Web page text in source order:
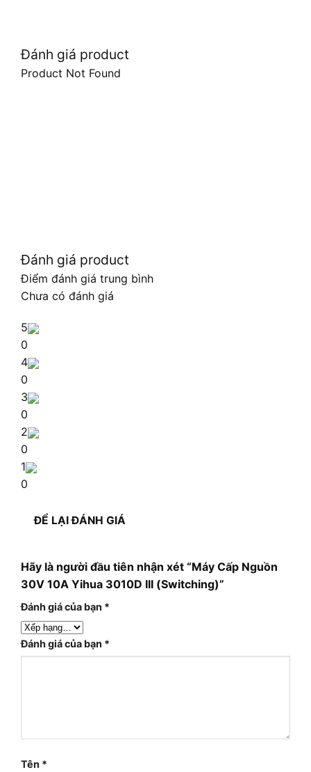
Đánh giá product
Product Not Found
Đánh giá product
Điểm đánh giá trung bình
Chưa có đánh giá
5
0
4
0
3
0
2
0
1
0
ĐỂ LẠI ĐÁNH GIÁ
Hãy là người đầu tiên nhận xét “Máy Cấp Nguồn
30V 10A Yihua 3010D III (Switching)”
Đánh giá của bạn *
Đánh giá của bạn *
Tên *